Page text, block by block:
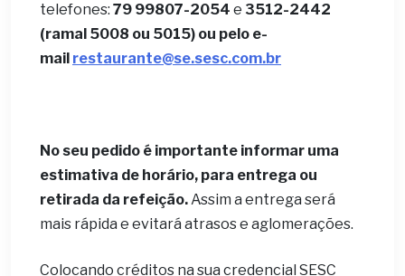
telefones: 79 99807-2054 e 3512-2442
(ramal 5008 ou 5015) ou pelo e-
mail restaurante@se.sesc.com.br
No seu pedido é importante informar uma
estimativa de horário, para entrega ou
retirada da refeição.Assim a entrega será
mais rápida e evitará atrasos e aglomerações.
Colocando créditos na sua credencial SESC